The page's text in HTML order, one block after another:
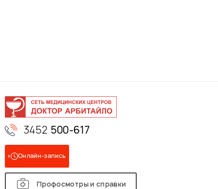
3452 500-617
Онлайн-запись
Профосмотры и справки